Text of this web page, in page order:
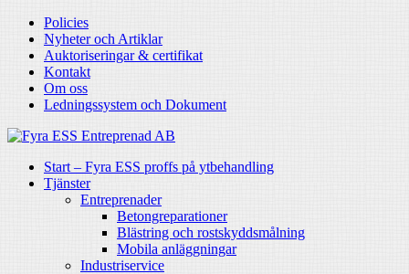
Policies
Nyheter och Artiklar
Auktoriseringar & certifikat
Kontakt
Om oss
Ledningssystem och Dokument
Start – Fyra ESS proffs på ytbehandling
Tjänster
Entreprenader
Betongreparationer
Blästring och rostskyddsmålning
Mobila anläggningar
Industriservice